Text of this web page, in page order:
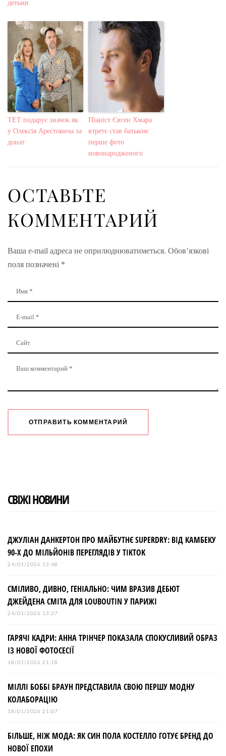
детьми
ТЕТ подарує значок як
у Олексія Арестовича за
донат
Піаніст Євген Хмара
втретє став батьком:
перше фото
новонародженого
ОСТАВЬТЕ
КОММЕНТАРИЙ
Ваша e-mail адреса не оприлюднюватиметься. Обов’язкові
поля позначені *
СВІЖІ НОВИНИ
ДЖУЛІАН ДАНКЕРТОН ПРО МАЙБУТНЄ SUPERDRY: ВІД КАМБЕКУ
90-Х ДО МІЛЬЙОНІВ ПЕРЕГЛЯДІВ У TIKTOK
24/01/2026 13:48
СМІЛИВО, ДИВНО, ГЕНІАЛЬНО: ЧИМ ВРАЗИВ ДЕБЮТ
ДЖЕЙДЕНА СМІТА ДЛЯ LOUBOUTIN У ПАРИЖІ
24/01/2026 13:37
ГАРЯЧІ КАДРИ: АННА ТРІНЧЕР ПОКАЗАЛА СПОКУСЛИВИЙ ОБРАЗ
ІЗ НОВОЇ ФОТОСЕСІЇ
18/01/2026 21:18
МІЛЛІ БОББІ БРАУН ПРЕДСТАВИЛА СВОЮ ПЕРШУ МОДНУ
КОЛАБОРАЦІЮ
18/01/2026 21:07
БІЛЬШЕ, НІЖ МОДА: ЯК СИН ПОЛА КОСТЕЛЛО ГОТУЄ БРЕНД ДО
НОВОЇ ЕПОХИ